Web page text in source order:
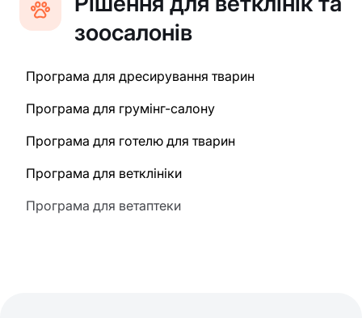
зоосалонів
Програма для дресирування тварин
Програма для грумінг-салону
Програма для готелю для тварин
Програма для ветклініки
Програма для ветаптеки